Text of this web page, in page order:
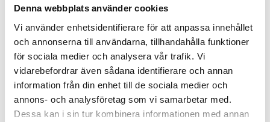
Denna webbplats använder cookies
Vi använder enhetsidentifierare för att anpassa innehållet
och annonserna till användarna, tillhandahålla funktioner
för sociala medier och analysera vår trafik. Vi
vidarebefordrar även sådana identifierare och annan
information från din enhet till de sociala medier och
annons- och analysföretag som vi samarbetar med.
Dessa kan i sin tur kombinera informationen med annan
KONTAKT
Välkommen till Webflower
Vilken typ av kund är du? Du kan alltid justera ditt val
längst upp på sidan.
Företagskund (exkl. moms)